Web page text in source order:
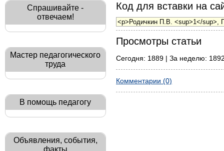
Спрашивайте -
отвечаем!
Мастер педагогического
труда
В помощь педагогу
Объявления, события,
факты
Код для вставки на
Просмотры статьи
Сегодня: 1889 | За неделю:
Комментарии (0)